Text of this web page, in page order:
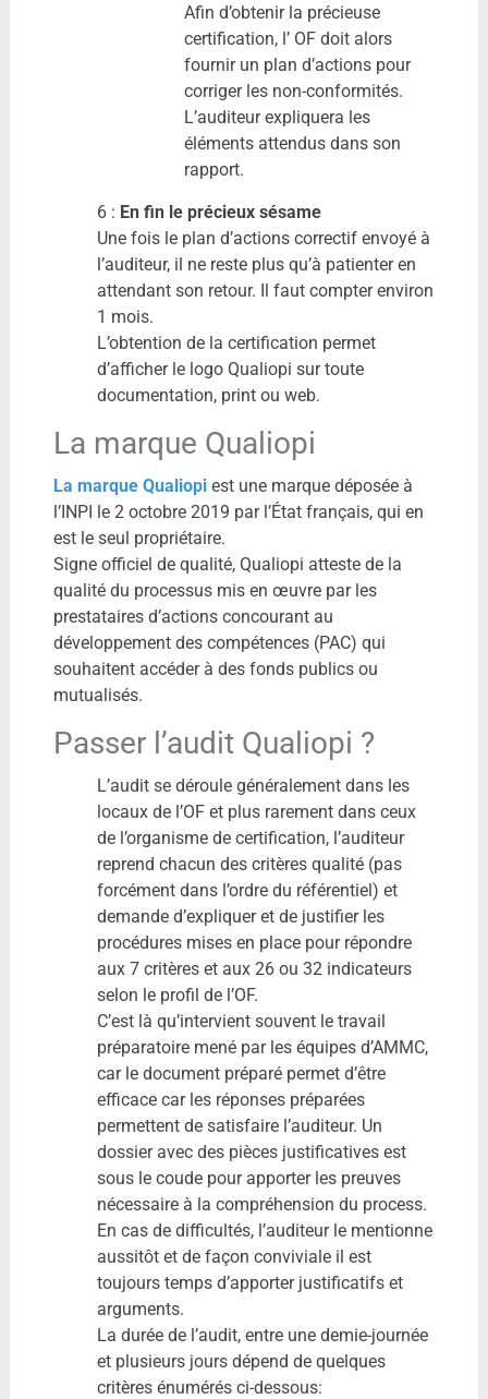
Afin d’obtenir la précieuse
certification, l’ OF doit alors
fournir un plan d’actions pour
corriger les non-conformités.
L’auditeur expliquera les
éléments attendus dans son
rapport.
6 : En fin le précieux sésame
Une fois le plan d’actions correctif envoyé à
l’auditeur, il ne reste plus qu’à patienter en
attendant son retour. Il faut compter environ
1 mois.
L’obtention de la certification permet
d’afficher le logo Qualiopi sur toute
documentation, print ou web.
La marque Qualiopi
La marque Qualiopi est une marque déposée à
l’INPI le 2 octobre 2019 par l’État français, qui en
est le seul propriétaire.
Signe officiel de qualité, Qualiopi atteste de la
qualité du processus mis en œuvre par les
prestataires d’actions concourant au
développement des compétences (PAC) qui
souhaitent accéder à des fonds publics ou
mutualisés.
Passer l’audit Qualiopi ?
L’audit se déroule généralement dans les
locaux de l’OF et plus rarement dans ceux
de l’organisme de certification, l’auditeur
reprend chacun des critères qualité (pas
forcément dans l’ordre du référentiel) et
demande d’expliquer et de justifier les
procédures mises en place pour répondre
aux 7 critères et aux 26 ou 32 indicateurs
selon le profil de l’OF.
C’est là qu’intervient souvent le travail
préparatoire mené par les équipes d’AMMC,
car le document préparé permet d’être
efficace car les réponses préparées
permettent de satisfaire l’auditeur. Un
dossier avec des pièces justificatives est
sous le coude pour apporter les preuves
nécessaire à la compréhension du process.
En cas de difficultés, l’auditeur le mentionne
aussitôt et de façon conviviale il est
toujours temps d’apporter justificatifs et
arguments.
La durée de l’audit, entre une demie-journée
et plusieurs jours dépend de quelques
critères énumérés ci-dessous: